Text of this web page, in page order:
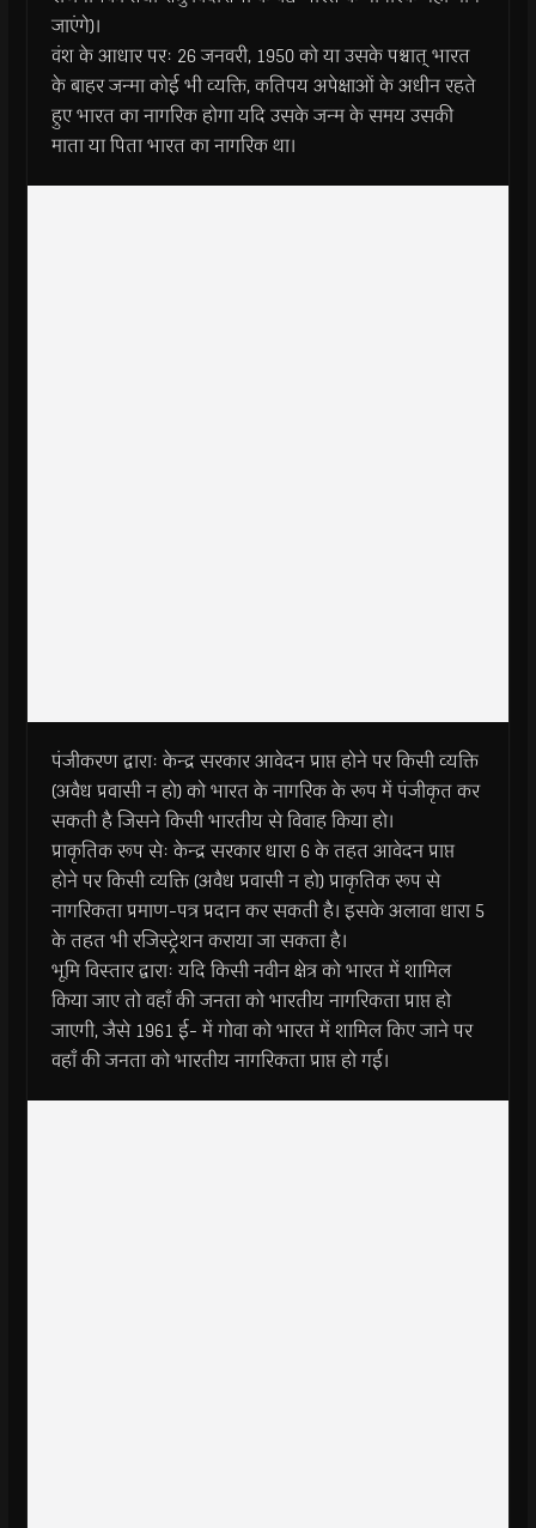
जाएंगे)।
वंश के आधार परः 26 जनवरी, 1950 को या उसके पश्चात् भारत
के बाहर जन्मा कोई भी व्यक्ति, कतिपय अपेक्षाओं के अधीन रहते
हुए भारत का नागरिक होगा यदि उसके जन्म के समय उसकी
माता या पिता भारत का नागरिक था।
पंजीकरण द्वाराः केन्द्र सरकार आवेदन प्राप्त होने पर किसी व्यक्ति
(अवैध प्रवासी न हो) को भारत के नागरिक के रूप में पंजीकृत कर
सकती है जिसने किसी भारतीय से विवाह किया हो।
प्राकृतिक रूप सेः केन्द्र सरकार धारा 6 के तहत आवेदन प्राप्त
होने पर किसी व्यक्ति (अवैध प्रवासी न हो) प्राकृतिक रूप से
नागरिकता प्रमाण-पत्र प्रदान कर सकती है। इसके अलावा धारा 5
के तहत भी रजिस्ट्रेशन कराया जा सकता है।
भूमि विस्तार द्वाराः यदि किसी नवीन क्षेत्र को भारत में शामिल
किया जाए तो वहाँ की जनता को भारतीय नागरिकता प्राप्त हो
जाएगी, जैसे 1961 ई- में गोवा को भारत में शामिल किए जाने पर
वहाँ की जनता को भारतीय नागरिकता प्राप्त हो गई।